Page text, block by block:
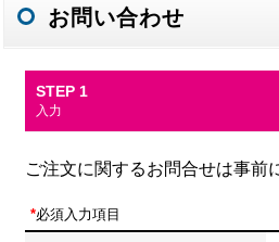
お問い合わせ
STEP 1
入力
ご注文に関するお問合せは事前
*必須入力項目